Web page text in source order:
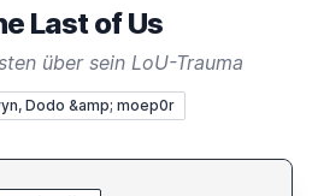
Last of Us
über sein LoU-Trauma
Dodo &amp; moep0r